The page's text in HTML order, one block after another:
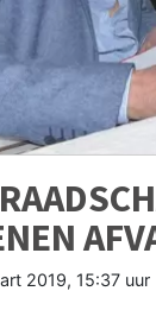
2019, 15:37 uur